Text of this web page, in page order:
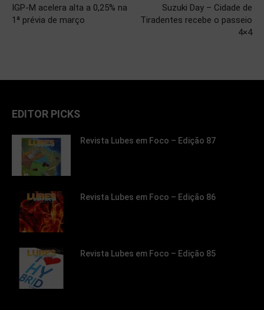
IGP-M acelera alta a 0,25% na
1ª prévia de março
Suzuki Day – Cidade de
Tiradentes recebe o passeio
4×4
EDITOR PICKS
Revista Lubes em Foco – Edição 87
Revista Lubes em Foco – Edição 86
Revista Lubes em Foco – Edição 85